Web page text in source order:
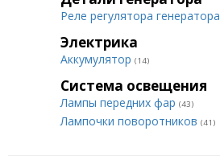
Реле регулятора генератора
Электрика
Аккумулятор (14)
Система освещения
Лампы передних фар (43)
Лампочки поворотников (41)